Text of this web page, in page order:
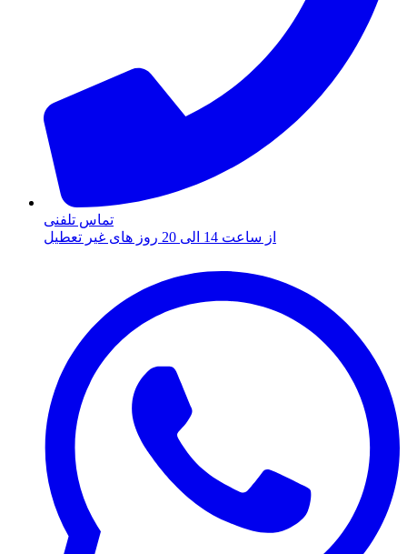
تماس تلفنی
از ساعت 14 الی 20 روز های غیر تعطیل